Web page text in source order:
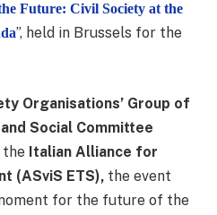
Future: Civil Society at the
”, held in Brussels for the
Organisations’ Group of
Social Committee
the Italian Alliance for
(ASviS ETS), the event
for the future of the